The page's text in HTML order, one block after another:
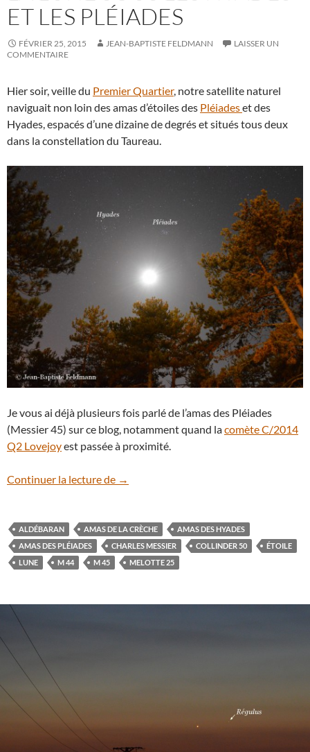
ET LES PLÉIADES
FÉVRIER 25, 2015 JEAN-BAPTISTE FELDMANN
LAISSER UN
COMMENTAIRE
Hier soir, veille du Premier Quartier, notre satellite naturel
naviguait non loin des amas d’étoiles des Pléiadeset des
Hyades, espacés d’une dizaine de degrés et situés tous deux
dans la constellation du Taureau.
Je vous ai déjà plusieurs fois parlé de l’amas des Pléiades
(Messier 45) sur ce blog, notamment quand lacomète C/2014
Q2 Lovejoyest passée à proximité.
Continuer la lecture de La Lune sous les Hyades et les Pléiades
→
ALDÉBARAN AMAS DE LA CRÈCHE
AMAS DES HYADES
AMAS DES PLÉIADES
CHARLES MESSIER COLLINDER 50
ÉTOILE
LUNE
M 44 M 45 MELOTTE 25